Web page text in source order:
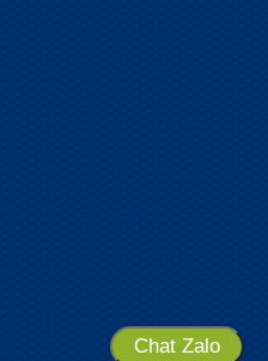
Chat Zalo